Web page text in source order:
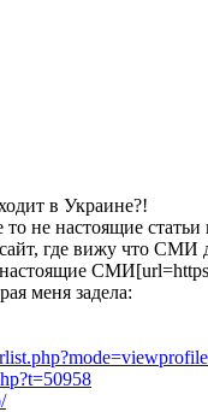
в Украине?!
не настоящие
где вижу что СМИ
меня задела: